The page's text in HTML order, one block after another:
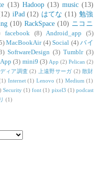
(13) Hadoop (13) music (13)
iPad (12) はてな (11) 勉強
(10) RackSpace (10) ニコニ
facebook (8) Android_app
(5)
MacBookAir (4) Social (4) バイ
SoftwareDesign (3) Tumblr (3)
(3) mini9 (3) App (2) Pelican (2)
ディア調査 (2) 上遠野サーガ (2) 散財
Internet (1) Lenovo (1) Medium (1)
Security (1) font (1) pixel3 (1) podcast
(1)